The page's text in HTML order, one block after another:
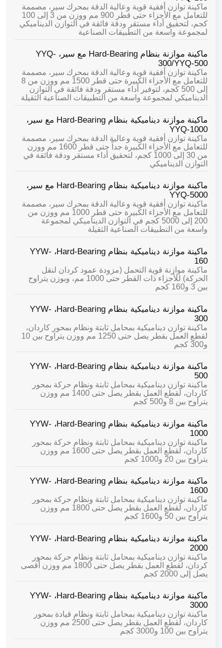
ماكينة توازن أفقية قوية وعالية الدقة بمحرك سير، مصممة
للتعامل مع الأجزاء حتى قطر 900 مم ووزن من 3 إلى 100
كجم، لتحقيق أداء مستقر ودقة فائقة في التوازن الديناميكي
لمجموعة واسعة من التطبيقات الصناعية
ماكينة موازنة بنظام Hard-Bearing مع سير، YYQ-
300/YYQ-500
ماكينة توازن أفقية قوية وعالية الدقة بمحرك سير، مصممة
للتعامل مع الأجزاء الكبيرة حتى قطر 1500 مم ووزن من 8
إلى 500 كجم، لتوفير أداء مستقر ودقة فائقة في التوازن
الديناميكي لمجموعة واسعة من التطبيقات الصناعية الثقيلة
ماكينة موازنة ديناميكية بنظام Hard-Bearing مع سير،
YYQ-1000
ماكينة توازن أفقية قوية وعالية الدقة بمحرك سير، مصممة
للتعامل مع الأجزاء الكبيرة جداً حتى قطر 1600 مم ووزن
من 30 إلى 1000 كجم، لتحقيق أداء مستقر ودقة فائقة في
التوازن الديناميكي
ماكينة موازنة ديناميكية بنظام Hard-Bearing مع سير،
YYQ-5000
ماكينة توازن أفقية قوية وعالية الدقة بمحرك سير، مصممة
للتعامل مع الأجزاء الكبيرة حتى قطر 1000 مم ووزن من
200 إلى 5000 كجم في التوازن الديناميكي لمجموعة
واسعة من التطبيقات الصناعية الثقيلة
ماكينة موازنة ديناميكية بنظام Hard-Bearing،
YYW-
160
ماكينة موازنة قوية التحمل (مزودة عمود كردان لنقل
الحركة) للأجزاء ذات القطر حتى 1000 مم، وبوزن يتراوح
بين 3 و160 كجم
ماكينة موازنة ديناميكية بنظام Hard-Bearing،
YYW-
300
ماكينة توازن ديناميكية بمحامل ثابتة ونظام بمحور كاردان،
لقطع العمل بقطر يصل حتى 1250 مم ووزن يتراوح بين 10
و300 كجم
ماكينة موازنة ديناميكية بنظام Hard-Bearing،
YYW-
500
ماكينة توازن ديناميكية بمحامل ثابتة ونظام حركة بمحور
كاردان، لقطع العمل بقطر يصل حتى 1400 مم ووزن
يتراوح بين 8 و500 كجم
ماكينة موازنة ديناميكية بنظام Hard-Bearing،
YYW-
1000
ماكينة توازن ديناميكية بمحامل ثابتة ونظام حركة بمحور
كاردان، لقطع العمل بقطر يصل حتى 1600 مم ووزن
يتراوح بين 20 و1000 كجم
ماكينة موازنة ديناميكية بنظام Hard-Bearing،
YYW-
1600
ماكينة توازن ديناميكية بمحامل ثابتة ونظام حركة بمحور
كاردان، لقطع العمل بقطر يصل حتى 1800 مم ووزن
يتراوح بين 50 و1600 كجم
ماكينة موازنة ديناميكية بنظام Hard-Bearing،
YYW-
2000
ماكينة توازن ديناميكية بمحامل ثابتة ونظام حركة بمحور
كردان، لقطع العمل بقطر يصل حتى 1800 مم ووزن أقصى
يصل إلى 2000 كجم
ماكينة موازنة ديناميكية بنظام Hard-Bearing،
YYW-
3000
ماكينة توازن ديناميكية بمحامل ثابتة ونظام قيادة بمحور
كاردان، لقطع العمل بقطر يصل حتى 2500 مم ووزن
يتراوح بين 100 و3000 كجم